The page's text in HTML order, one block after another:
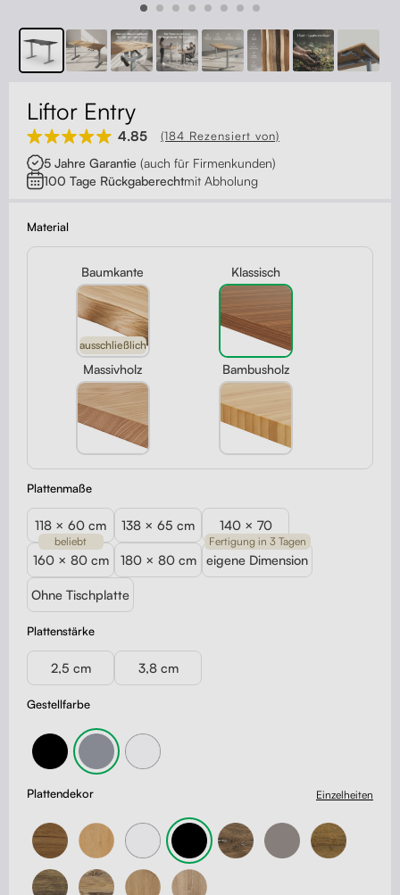
Kabelmanagement
Monitorständer
Tischtrennwände
Rückenlehnen
Kontakt
Liftor Entry
4.85 (184 Rezensiert von)
5 Jahre Garantie (auch für Firmenkunden)
100 Tage Rückgaberechtmit Abholung
Material
Baumkante
ausschließlich
Klassisch
Massivholz Bambusholz
Gestellfarbe
Plattenstärke
2,5 cm 3,8 cm
Plattenmaße
118 × 60 cm 138 × 65 cm 140 × 70
160 × 80 cm
beliebt
180 × 80 cm eigene Dimension
Fertigung in 3 Tagen
Ohne Tischplatte
Plattendekor Einzelheiten